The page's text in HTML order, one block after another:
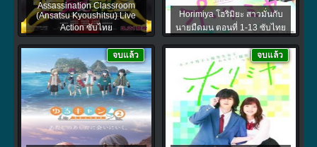
Assassination Classroom
(Ansatsu Kyoushitsu) Live
Action ซับไทย
Horimiya โฮริมิยะ สาวมั่นกับ
นายมืดมน ตอนที่ 1-13 ซับไทย
จบแล้ว จบแล้ว